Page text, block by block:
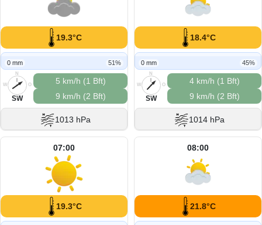
19.3°C
0 mm 51%
N
O
S
W
SW
5 km/h (1 Bft)
9 km/h (2 Bft)
1013 hPa
18.4°C
0 mm 45%
N
O
S
W
SW
4 km/h (1 Bft)
9 km/h (2 Bft)
1014 hPa
07:00
19.3°C
08:00
21.8°C